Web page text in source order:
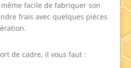
facile de fabriquer son
frais avec quelques pièces
de cadre, il vous faut :